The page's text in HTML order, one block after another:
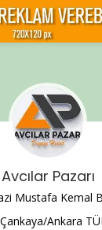
Avcılar Pazarı
Mustafa Kemal
Ankara